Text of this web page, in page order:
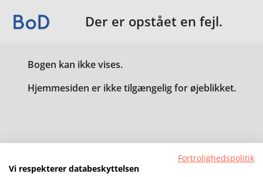
Der er opstået en fejl.
Bogen kan ikke vises.
Hjemmesiden er ikke tilgængelig for øjeblikket.
Fortrolighedspolitik
Vi respekterer databeskyttelsen